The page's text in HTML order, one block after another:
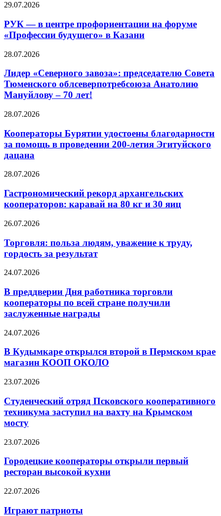
29.07.2026
РУК — в центре профориентации на форуме
«Профессии будущего» в Казани
28.07.2026
Лидер «Северного завоза»: председателю Совета
Тюменского облсеверпотребсоюза Анатолию
Мануйлову – 70 лет!
28.07.2026
Кооператоры Бурятии удостоены благодарности
за помощь в проведении 200-летия Эгитуйского
дацана
28.07.2026
Гастрономический рекорд архангельских
кооператоров: каравай на 80 кг и 30 яиц
26.07.2026
Торговля: польза людям, уважение к труду,
гордость за результат
24.07.2026
В преддверии Дня работника торговли
кооператоры по всей стране получили
заслуженные награды
24.07.2026
В Кудымкаре открылся второй в Пермском крае
магазин КООП ОКОЛО
23.07.2026
Студенческий отряд Псковского кооперативного
техникума заступил на вахту на Крымском
мосту
23.07.2026
Городецкие кооператоры открыли первый
ресторан высокой кухни
22.07.2026
Играют патриоты